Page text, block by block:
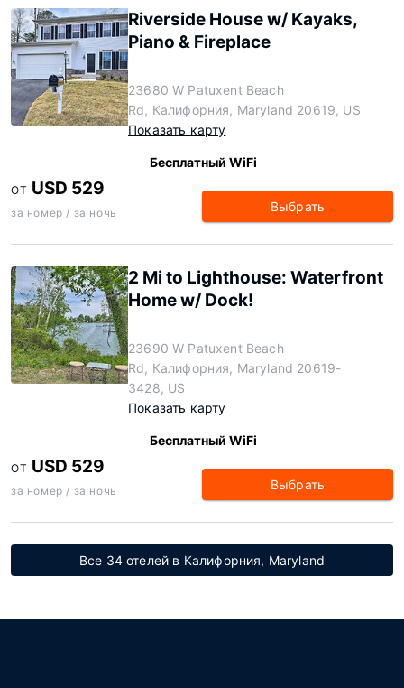
Riverside House w/ Kayaks,
Piano & Fireplace
23680 W Patuxent Beach
Rd, Калифорния, Maryland 20619, US
Показать карту
Бесплатный WiFi
ОТ USD 529
за номер / за ночь Выбрать
2 Mi to Lighthouse: Waterfront
Home w/ Dock!
23690 W Patuxent Beach
Rd, Калифорния, Maryland 20619-
3428, US
Показать карту
Бесплатный WiFi
ОТ USD 529
за номер / за ночь Выбрать
Все 34 отелей в Калифорния, Maryland